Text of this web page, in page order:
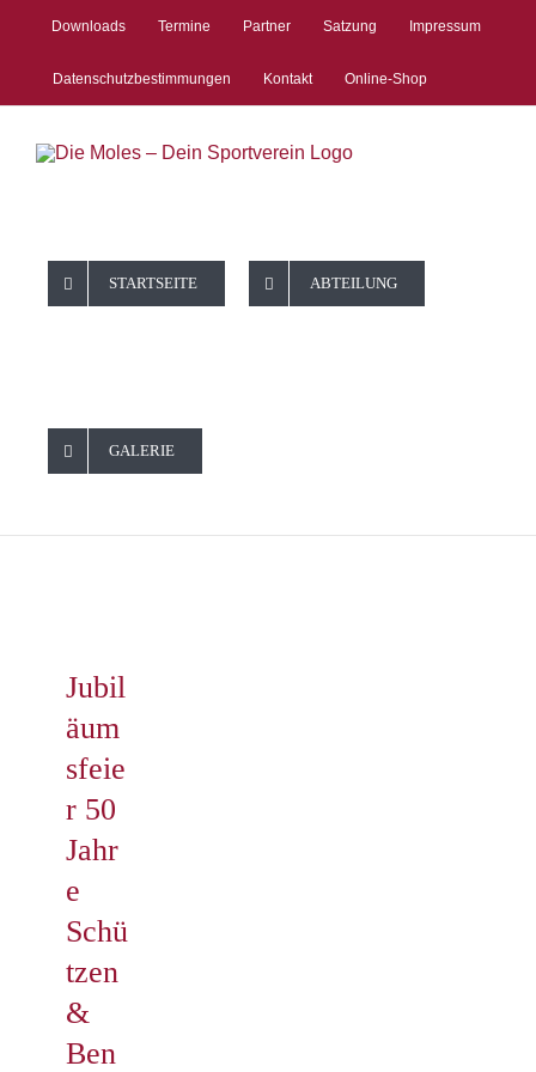
springen
Downloads Termine Partner Satzung Impressum
Datenschutzbestimmungen Kontakt Online-Shop
STARTSEITE ABTEILUNG
GALERIE
Schützen
Jubil
äum
sfeie
r 50
Jahr
e
Schü
tzen
&
Ben